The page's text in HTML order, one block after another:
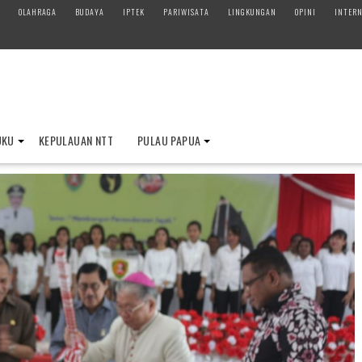
OLAHRAGA BUDAYA IPTEK PARIWISATA LINGKUNGAN OPINI
KEPULAUAN NTT PULAU PAPUA